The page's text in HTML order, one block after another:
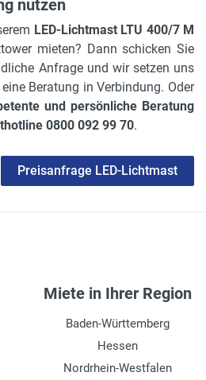
nutzen
LED-Lichtmast LTU 400/7 M
mieten? Dann schicken Sie
Anfrage und wir setzen uns
Beratung in Verbindung. Oder
und persönliche Beratung
0800 092 99 70.
Preisanfrage LED-Lichtmast
Miete in Ihrer Region
Baden-Württemberg
Hessen
Nordrhein-Westfalen